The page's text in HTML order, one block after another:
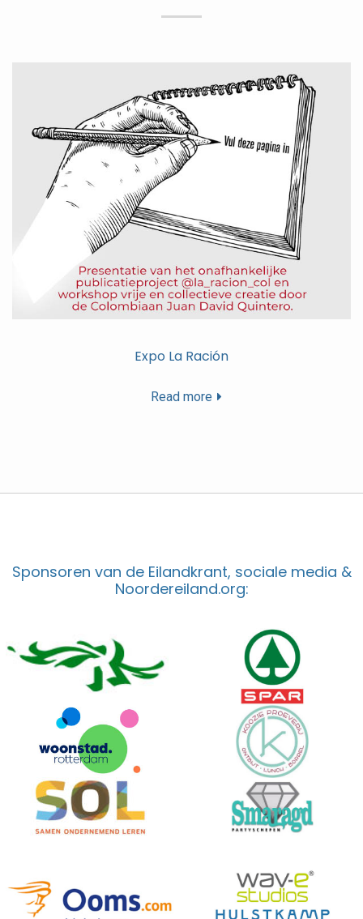
Expo La Ración
Read more
Sponsoren van de Eilandkrant, sociale media &
Noordereiland.org: